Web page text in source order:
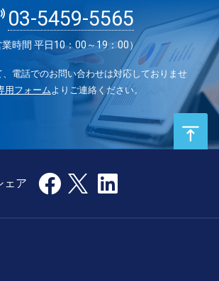
03-5459-5565
業時間 平日10：00～19：00）
電話でのお問い合わせは対応しておりませ
用フォームよりご連絡ください。